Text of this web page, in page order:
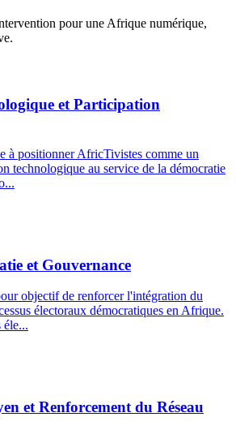
pour une Afrique numérique,
et Participation
à positionner AfricTivistes comme un
technologique au service de la démocratie
et Gouvernance
objectif de renforcer l'intégration du
électoraux démocratiques en Afrique.
éle...
et Renforcement du Réseau